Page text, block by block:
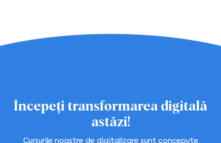
Începeți transformarea digitală
astăzi!
Cursurile noastre de digitalizare sunt concepute